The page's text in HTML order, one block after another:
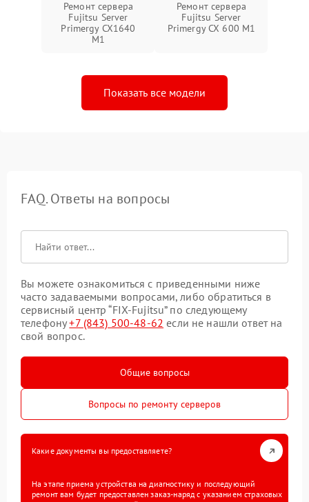
Ремонт сервера
Fujitsu Server
Primergy CX1640
M1
Ремонт сервера
Fujitsu Server
Primergy CX 600 M1
Показать все модели
FAQ. Ответы на вопросы
Вы можете ознакомиться с приведенными ниже
часто задаваемыми вопросами, либо обратиться в
сервисный центр “FIX-Fujitsu” по следующему
телефону+7 (843) 500-48-62 если не нашли ответ на
свой вопрос.
Общие вопросы
Вопросы по ремонту серверов
Какие документы вы предоставляете?
На этапе приема устройства на диагностику и последующий
ремонт вам будет предоставлен заказ-наряд с указанием страховых